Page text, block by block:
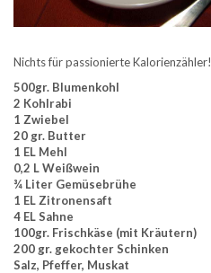
Nichts für passionierte Kalorienzähler!
500gr. Blumenkohl
2 Kohlrabi
1 Zwiebel
20 gr. Butter
1 EL Mehl
0,2 L Weißwein
¾ Liter Gemüsebrühe
1 EL Zitronensaft
4 EL Sahne
100gr. Frischkäse (mit Kräutern)
200 gr. gekochter Schinken
Salz, Pfeffer, Muskat